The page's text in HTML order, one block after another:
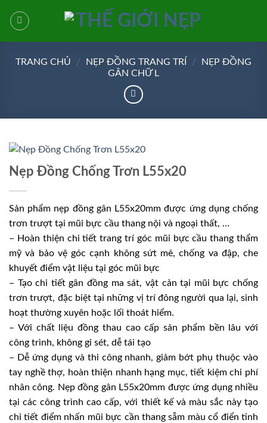
qua
TRANG CHỦ
/ NẸP ĐỒNG TRANG TRÍ /
NẸP ĐỒNG
GÂN CHỮ L
Nẹp Đồng Chống Trơn L55x20
Sản phẩm nẹp đồng gân L55x20mm được ứng dụng chống
trơn trượt tại mũi bực cầu thang nội và ngoại thất, …
– Hoàn thiện chi tiết trang trí góc mũi bực cầu thang thẩm
mỹ và bảo vệ góc cạnh không sứt mẻ, chống va đập, che
khuyết điểm vật liệu tại góc mũi bực
– Tạo chi tiết gân đồng ma sát, vật cản tại mũi bực chống
trơn trượt, đặc biệt tại những vị trí đông người qua lại, sinh
hoạt thường xuyên hoặc lối thoát hiểm.
– Với chất liệu đồng thau cao cấp sản phẩm bền lâu với
công trình, không gỉ sét, dễ tái tạo
– Dễ ứng dụng và thi công nhanh, giảm bớt phụ thuộc vào
tay nghề thợ, hoàn thiện nhanh hạng mục, tiết kiệm chi phí
nhân công. Nẹp đồng gân L55x20mm được ứng dụng nhiều
tại các công trình cao cấp, với thiết kế và màu sắc này tạo
chi tiết điểm nhấn mũi bực cần thang sẫm màu cổ điển tinh